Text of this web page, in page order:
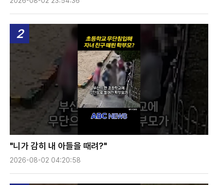
2
"니가 감히 내 아들을 때려?"
2026-08-02 04:20:58